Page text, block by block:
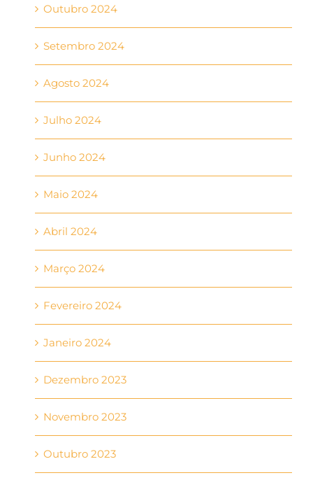
Outubro 2024
Setembro 2024
Agosto 2024
Julho 2024
Junho 2024
Maio 2024
Abril 2024
Março 2024
Fevereiro 2024
Janeiro 2024
Dezembro 2023
Novembro 2023
Outubro 2023